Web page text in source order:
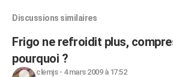
Discussions similaires
Frigo ne refroidit plus,
pourquoi ?
clemjs- 4 mars 2009 à 17:52